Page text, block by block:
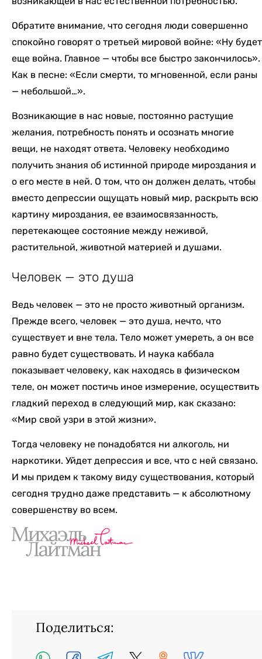
Обратите внимание, что сегодня люди совершенно
спокойно говорят о третьей мировой войне: «Ну будет
еще война. Главное — чтобы все быстро закончилось».
Как в песне: «Если смерти, то мгновенной, если раны
— небольшой…».
Возникающие в нас новые, постоянно растущие
желания, потребность понять и осознать многие
вещи, не находят ответа. Человеку необходимо
получить знания об истинной природе мироздания и
о его месте в ней. О том, что он должен делать, чтобы
вместо депрессии ощущать новый мир, раскрыть всю
картину мироздания, ее взаимосвязанность,
перетекающее состояние между неживой,
растительной, животной материей и душами.
Человек — это душа
Ведь человек — это не просто животный организм.
Прежде всего, человек — это душа, нечто, что
существует и вне тела. Тело может умереть, а он все
равно будет существовать. И наука каббала
показывает человеку, как находясь в физическом
теле, он может постичь иное измерение, осуществить
гладкий переход в следующий мир, как сказано:
«Мир свой узри в этой жизни».
Тогда человеку не понадобятся ни алкоголь, ни
наркотики. Уйдет депрессия и все, что с ней связано.
И мы придем к такому виду существования, который
сегодня трудно даже представить — к абсолютному
совершенству во всем.
Поделиться: